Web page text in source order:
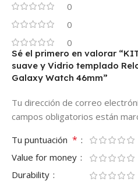
0
0
0
Sé el primero en valorar
suave y Vidrio templado
Galaxy Watch 46mm”
Tu dirección de correo
campos obligatorios están
Tu puntuación *
Value for money
Durability